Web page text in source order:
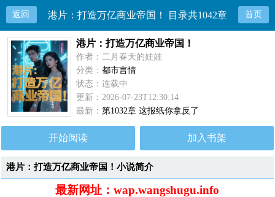
返回 港片：打造万亿商业帝国！ 目录共1042章 首页
港片：打造万亿商业帝国！
作者：二月春天的娃娃
分类：都市言情
状态：连载中
更新：2026-07-23T12:30:14
最新：第1032章 这报纸你拿反了
开始阅读 加入书架
港片：打造万亿商业帝国！小说简介
最新网址：wap.wangshugu.info